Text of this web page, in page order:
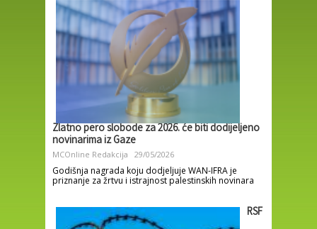
Zlatno pero slobode za 2026. će biti dodijeljeno
novinarima iz Gaze
MCOnline Redakcija 29/05/2026
Godišnja nagrada koju dodjeljuje WAN-IFRA je
priznanje za žrtvu i istrajnost palestinskih novinara
RSF